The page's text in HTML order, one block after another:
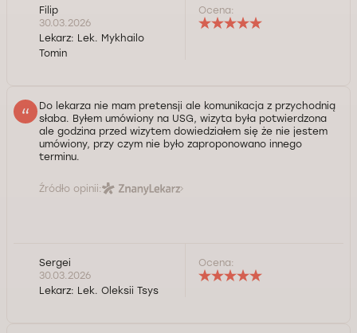
Filip
30.03.2026
Lekarz: Lek. Mykhailo
Tomin
Ocena:
Do lekarza nie mam pretensji ale komunikacja z przychodnią
słaba. Byłem umówiony na USG, wizyta była potwierdzona
ale godzina przed wizytem dowiedziałem się że nie jestem
umówiony, przy czym nie było zaproponowano innego
terminu.
Źródło opinii:
Sergei
30.03.2026
Lekarz: Lek. Oleksii Tsys
Ocena: